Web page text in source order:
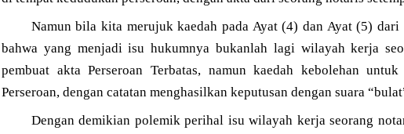
Namun bila kita merujuk kaedah pada Ayat (4) dan Ayat (5) dari
bahwa yang menjadi isu hukumnya bukanlah lagi wilayah kerja
pembuat akta Perseroan Terbatas, namun kaedah kebolehan
Perseroan, dengan catatan menghasilkan keputusan dengan suara
Dengan demikian polemik perihal isu wilayah kerja seorang